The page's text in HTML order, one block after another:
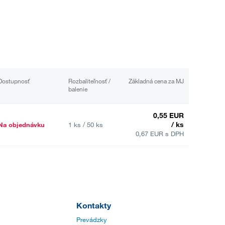
Rozbaliteľnosť /
balenie
Základná cena za MJ
objednávku 1 ks / 50 ks
0,55 EUR
/ ks
0,67 EUR s DPH
Kontakty
Prevádzky